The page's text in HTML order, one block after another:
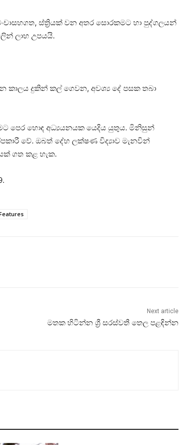
ස්‌ත්‍රියක්‌ වන අතර සොරකමට හා පුද්ගලයන්
ලාභ උපයයි.
කාලය දුකින් කල් ගෙවන, අවශ්‍ය දේ පසක තබා
පෙර හොඳ අධ්‍යයනයක යෙදිය යුතුය. මිනිසුන්
වේ. ඔබත් දේහ ලක්‌ෂණ විද්‍යාව මැනවින්
ගත කළ හැක.
Next article
මතක හිටින්න ශ්‍රී සරස්‌වතී තෙල පළඳින්න